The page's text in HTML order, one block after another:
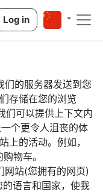
Log in
的服务器发送到您
存储在您的浏览
们可以提供上下文内
个更令人沮丧的体
上的活动。例如，
物车。
站(您拥有的网页)
的语言和国家，使我